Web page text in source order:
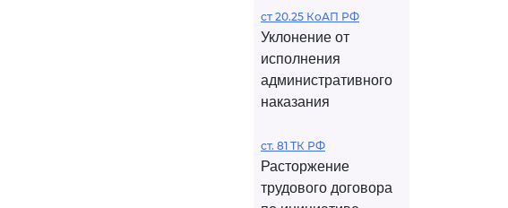
ст 20.25 КоАП РФ
Уклонение от
исполнения
административного
наказания
ст. 81 ТК РФ
Расторжение
трудового договора